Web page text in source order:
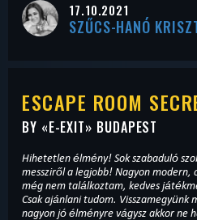
17.10.2021
SZŰCS-HANÓ
ESCAPE ROOM
BY «E-EXIT» BUDAPEST
Hihetetlen élmény! Sok szabaduló
messziről a legjobb! Nagyon modern,
még nem találkoztam, kedves játékmesterekkel! Nagyszerű élmény.
Csak ajánlani tudom. Visszamegyünk
nagyon jó élményre vágysz akkor ne